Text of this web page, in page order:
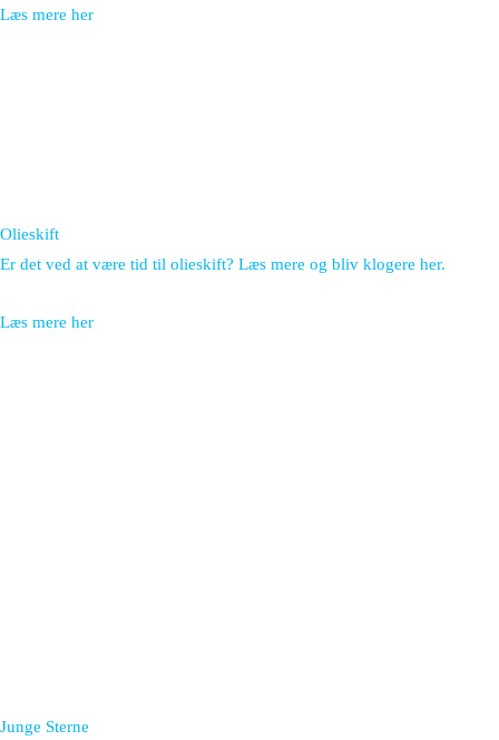
Læs mere her
Olieskift
Er det ved at være tid til olieskift? Læs mere og bliv klogere her.
Læs mere her
Junge Sterne